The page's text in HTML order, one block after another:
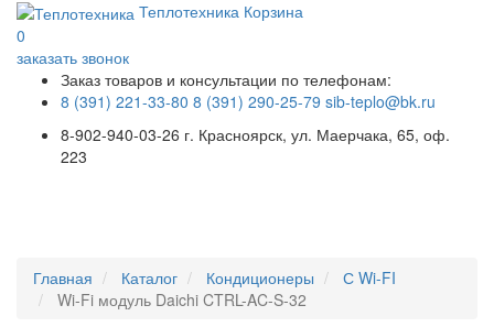
Теплотехника Корзина
0
заказать звонок
Заказ товаров и консультации по телефонам:
8 (391) 221-33-80 8 (391) 290-25-79 sib-teplo@bk.ru
8-902-940-03-26 г. Красноярск, ул. Маерчака, 65, оф.
223
Главная Каталог Кондиционеры
С Wi-FI
Wi-Fi модуль Daichi CTRL-AC-S-32